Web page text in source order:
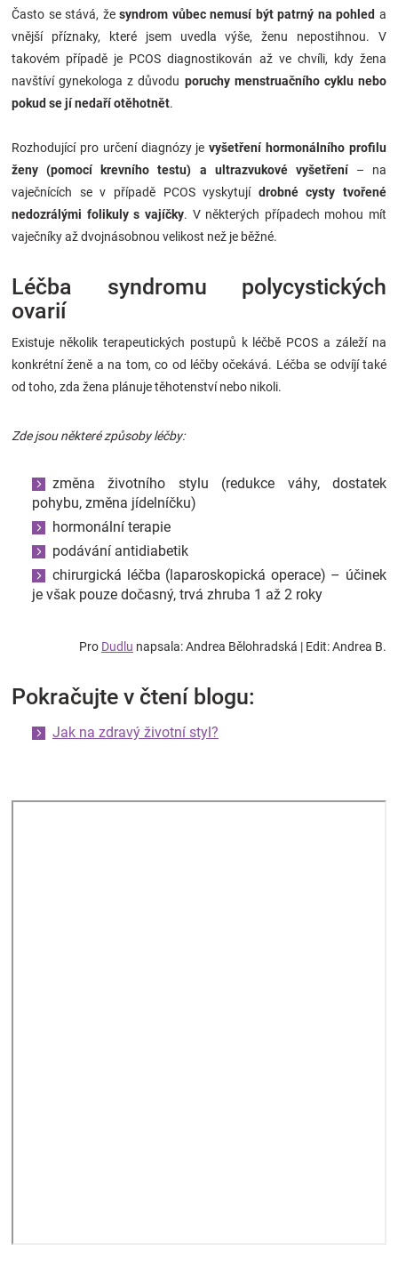
Často se stává, žesyndrom vůbec nemusí být patrný na pohled a
vnější příznaky, které jsem uvedla výše, ženu nepostihnou. V
takovém případě je PCOS diagnostikován až ve chvíli, kdy žena
navštíví gynekologa z důvodu poruchy menstruačního cyklu nebo
pokud se jí nedaří otěhotnět.
Rozhodující pro určení diagnózy jevyšetření hormonálního profilu
ženy (pomocí krevního testu) a
ultrazvukové vyšetření– na
vaječnících se v případě PCOS vyskytují drobné cysty tvořené
nedozrálými folikuly s vajíčky. V některých případech mohou mít
vaječníky až dvojnásobnou velikost než je běžné.
Léčba syndromu polycystických
ovarií
Existuje několik terapeutických postupů k léčbě PCOS a záleží na
konkrétní ženě a na tom, co od léčby očekává. Léčba se odvíjí také
od toho, zda žena plánuje těhotenství nebo nikoli.
Zde jsou některé způsoby léčby:
změna životního stylu (redukce váhy, dostatek
pohybu, změna jídelníčku)
hormonální terapie
podávání antidiabetik
chirurgická léčba (laparoskopická operace) – účinek
je však pouze dočasný, trvá zhruba 1 až 2 roky
Pro Dudlu napsala: Andrea Bělohradská | Edit: Andrea B.
Pokračujte v čtení blogu:
Jak na zdravý životní styl?